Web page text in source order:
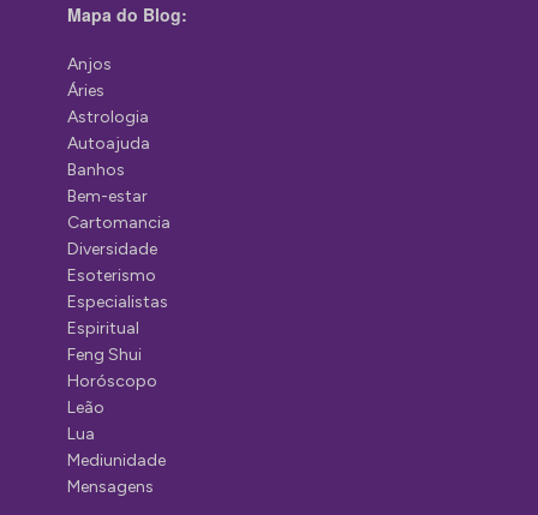
Mapa do Blog:
Anjos
Áries
Astrologia
Autoajuda
Banhos
Bem-estar
Cartomancia
Diversidade
Esoterismo
Especialistas
Espiritual
Feng Shui
Horóscopo
Leão
Lua
Mediunidade
Mensagens